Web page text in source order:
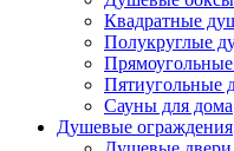
Квадратные
Полукруглые
Пятиугольные
Сауны для дома
Душевые ограждения